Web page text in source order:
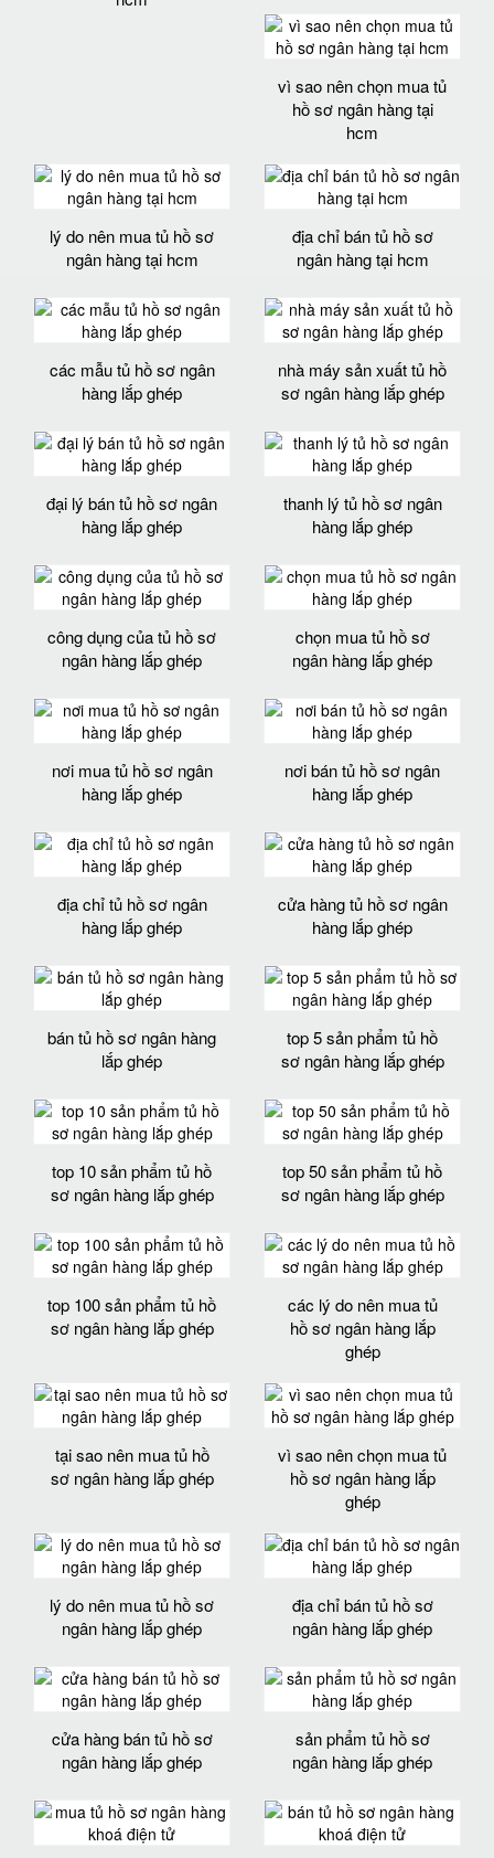
vì sao nên chọn mua tủ
hồ sơ ngân hàng tại
hcm
lý do nên mua tủ hồ sơ
ngân hàng tại hcm
địa chỉ bán tủ hồ sơ
ngân hàng tại hcm
các mẫu tủ hồ sơ ngân
hàng lắp ghép
nhà máy sản xuất tủ hồ
sơ ngân hàng lắp ghép
đại lý bán tủ hồ sơ ngân
hàng lắp ghép
thanh lý tủ hồ sơ ngân
hàng lắp ghép
công dụng của tủ hồ sơ
ngân hàng lắp ghép
chọn mua tủ hồ sơ
ngân hàng lắp ghép
nơi mua tủ hồ sơ ngân
hàng lắp ghép
nơi bán tủ hồ sơ ngân
hàng lắp ghép
địa chỉ tủ hồ sơ ngân
hàng lắp ghép
cửa hàng tủ hồ sơ ngân
hàng lắp ghép
bán tủ hồ sơ ngân hàng
lắp ghép
top 5 sản phẩm tủ hồ
sơ ngân hàng lắp ghép
top 10 sản phẩm tủ hồ
sơ ngân hàng lắp ghép
top 50 sản phẩm tủ hồ
sơ ngân hàng lắp ghép
top 100 sản phẩm tủ hồ
sơ ngân hàng lắp ghép
các lý do nên mua tủ
hồ sơ ngân hàng lắp
ghép
tại sao nên mua tủ hồ
sơ ngân hàng lắp ghép
vì sao nên chọn mua tủ
hồ sơ ngân hàng lắp
ghép
lý do nên mua tủ hồ sơ
ngân hàng lắp ghép
địa chỉ bán tủ hồ sơ
ngân hàng lắp ghép
cửa hàng bán tủ hồ sơ
ngân hàng lắp ghép
sản phẩm tủ hồ sơ
ngân hàng lắp ghép